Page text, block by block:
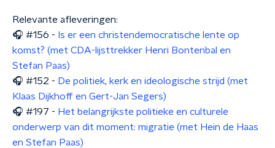
Relevante afleveringen:
🎧 #156 - Is er een christendemocratische lente op
komst? (met CDA-lijsttrekker Henri Bontenbal en
Stefan Paas)
🎧 #152 - De politiek, kerk en ideologische strijd (met
Klaas Dijkhoff en Gert-Jan Segers)
🎧 #197 - Het belangrijkste politieke en culturele
onderwerp van dit moment: migratie (met Hein de Haas
en Stefan Paas)